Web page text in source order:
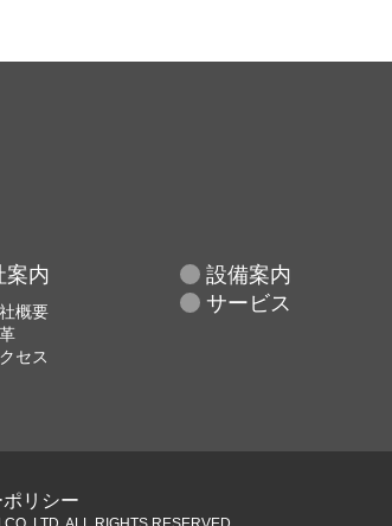
案内
概要
セス
設備案内
サービス
リシー